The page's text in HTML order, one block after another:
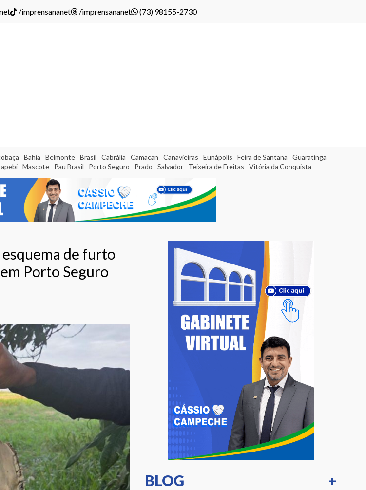
/imprensananet /imprensananet (73) 98155-2730
Bahia Belmonte Brasil Cabrália Camacan Canavieiras Eunápolis Feira de Santana
Guaratinga
Mascote Pau Brasil Porto Seguro Prado Salvador Teixeira de Freitas Vitória da Conquista
de furto
Porto Seguro
BLOG +